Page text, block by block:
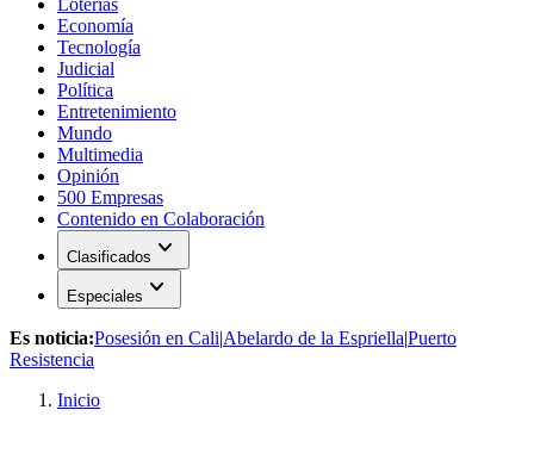
Loterías
Economía
Tecnología
Judicial
Política
Entretenimiento
Mundo
Multimedia
Opinión
500 Empresas
Contenido en Colaboración
Clasificados expand_more
Especiales expand_more
Es noticia:Posesión en Cali|Abelardo de la Espriella|Puerto
Resistencia
Inicio